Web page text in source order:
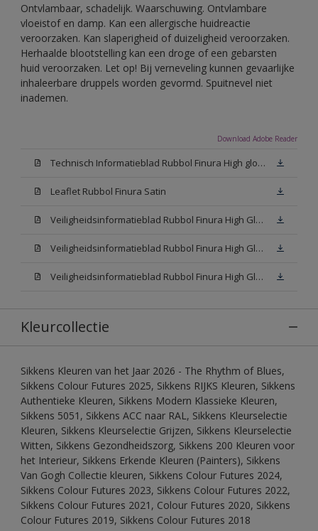
Ontvlambaar, schadelijk. Waarschuwing. Ontvlambare
vloeistof en damp. Kan een allergische huidreactie
veroorzaken. Kan slaperigheid of duizeligheid veroorzaken.
Herhaalde blootstelling kan een droge of een gebarsten
huid veroorzaken. Let op! Bij verneveling kunnen gevaarlijke
inhaleerbare druppels worden gevormd. Spuitnevel niet
inademen.
Download Adobe Reader
Technisch Informatieblad Rubbol Finura High gloss (PDF)
Leaflet Rubbol Finura Satin
Veiligheidsinformatieblad Rubbol Finura High Gloss W05 (MSDS)
Veiligheidsinformatieblad Rubbol Finura High Gloss White (MSDS)
Veiligheidsinformatieblad Rubbol Finura High Gloss N00 (MSDS)
Kleurcollectie
Sikkens Kleuren van het Jaar 2026 - The Rhythm of Blues,
Sikkens Colour Futures 2025, Sikkens RIJKS Kleuren, Sikkens
Authentieke Kleuren, Sikkens Modern Klassieke Kleuren,
Sikkens 5051, Sikkens ACC naar RAL, Sikkens Kleurselectie
Kleuren, Sikkens Kleurselectie Grijzen, Sikkens Kleurselectie
Witten, Sikkens Gezondheidszorg, Sikkens 200 Kleuren voor
het Interieur, Sikkens Erkende Kleuren (Painters), Sikkens
Van Gogh Collectie kleuren, Sikkens Colour Futures 2024,
Sikkens Colour Futures 2023, Sikkens Colour Futures 2022,
Sikkens Colour Futures 2021, Colour Futures 2020, Sikkens
Colour Futures 2019, Sikkens Colour Futures 2018